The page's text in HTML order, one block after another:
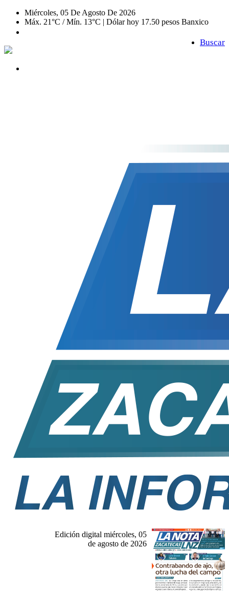
Miércoles, 05 De Agosto De 2026
Máx. 21°C / Mín. 13°C | Dólar hoy 17.50 pesos Banxico
Buscar
Edición digital miércoles, 05
de agosto de 2026